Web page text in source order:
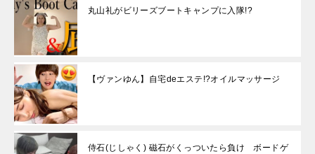
丸山礼がビリーズブートキャンプに入隊!?
【ヴァンゆん】自宅deエステ!?オイルマッサージ
侍石(じしゃく) 磁石がくっついたら負け ボードゲ